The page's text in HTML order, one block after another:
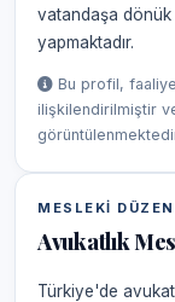
vatandaşa
yapmaktadır.
Bu profil,
ilişkilendirilmiştir
MESLEKI
Avukatlık
Türkiye'de